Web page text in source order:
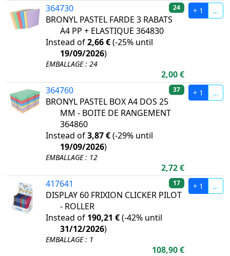
364730
BRONYL PASTEL FARDE 3 RABATS
A4 PP + ELASTIQUE 364830
Instead of2,66 €(-25% until
19/09/2026)
EMBALLAGE : 24
24
2,00 €
+ 1 ...
364760
BRONYL PASTEL BOX A4 DOS 25
MM - BOITE DE RANGEMENT
364860
Instead of3,87 €(-29% until
19/09/2026)
EMBALLAGE : 12
37
2,72 €
+ 1 ...
417641
DISPLAY 60 FRIXION CLICKER PILOT
- ROLLER
Instead of 190,21 €(-42% until
31/12/2026)
EMBALLAGE : 1
17
108,90 €
+ 1 ...